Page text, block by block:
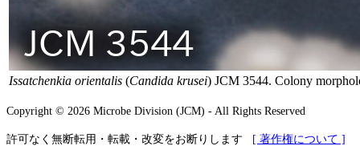
Issatchenkia orientalis (Candida krusei) JCM 3544. Colony
Copyright © 2026 Microbe Division (JCM) - All Rights Reserved
許可なく無断転用・転載・改変をお断りします [ 著作権について ]